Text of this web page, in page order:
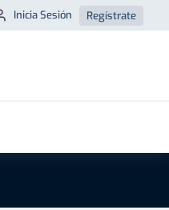
Inicia Sesión Regístrate